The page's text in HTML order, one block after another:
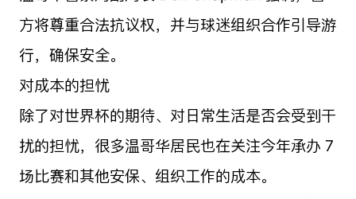
方将尊重合法抗议权，并与球迷组织合作引导游
行，确保安全。
对成本的担忧
除了对世界杯的期待、对日常生活是否会受到干
扰的担忧，很多温哥华居民也在关注今年承办 7
场比赛和其他安保、组织工作的成本。